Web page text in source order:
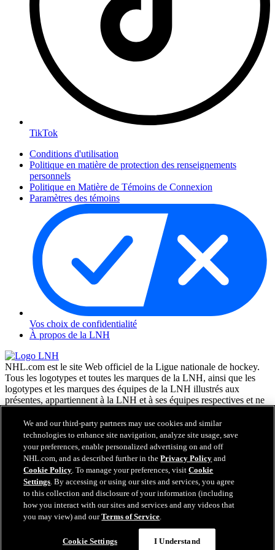
TikTok
Conditions d'utilisation
Politique en matière de protection des renseignements
personnels
Politique en Matière de Témoins de Connexion
Paramètres des témoins
Vos choix de confidentialité
À propos de la LNH
NHL.com est le site Web officiel de la Ligue nationale de hockey.
Tous les logotypes et toutes les marques de la LNH, ainsi que les
logotypes et les marques des équipes de la LNH illustrés aux
présentes, appartiennent à la LNH et à ses équipes respectives et ne
Enterprises, L.P. © LNH 2026. Tous droits réservés. Tous les
chandails d'équipe de la LNH personnalisés avec les noms des
joueurs de la LNH et leurs numéros sont officiellement sous license
de la LNH et de l'AJLNH. Le mot servant de marque Zamboni et la
configuration de la surfaceuse Zamboni sont des marques de
commerce déposées de Frank J. Zamboni & Co., Inc. © Frank J.
Zamboni & Co., Inc. 2026. Tous droits réservés. Toute autre marque
déposée ou tout droit d'auteur d'une tierce partie sont la propriété de
leurs auteurs respectifs. Tous droits réservés.
We and our third-party partners may use cookies and similar
technologies to enhance site navigation, analyze site usage, save
your preferences, enable personalized advertising on and off
NHL.com, and as described further in thePrivacy Policy and
Cookie Policy. To manage your preferences, visitCookie
Settings. By accessing or using our sites and services, you agree
to this collection and disclosure of your information (including
how you interact with our sites and services and any videos that
you may view) and ourTerms of Service.
Cookie Settings I Understand